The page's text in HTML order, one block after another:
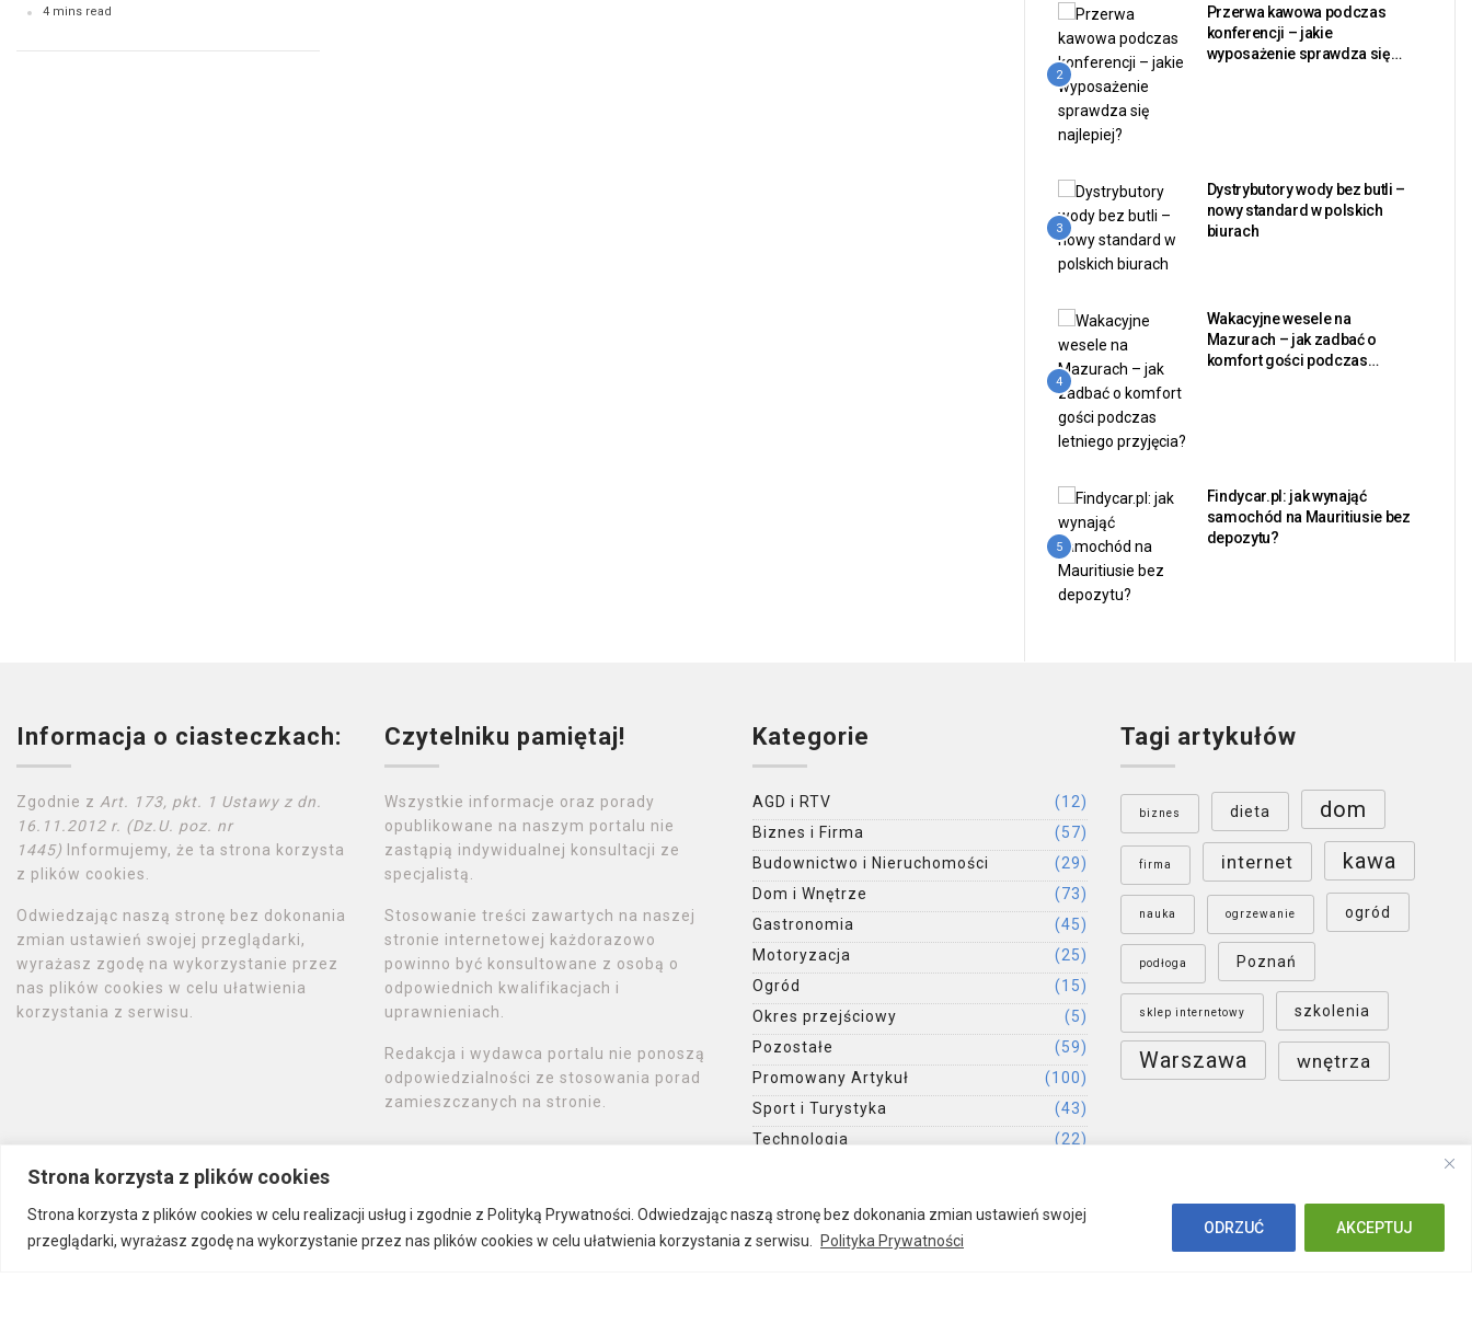
Strona korzysta z plików cookies
Strona korzysta z plików cookies w celu realizacji usług i zgodnie z Polityką Prywatności. Odwiedzając naszą stronę bez dokonania zmian ustawień swojej
przeglądarki, wyrażasz zgodę na wykorzystanie przez nas plików cookies w celu ułatwienia korzystania z serwisu.
Polityka Prywatności
ODRZUĆ AKCEPTUJ
charakter?
4 mins read
2
Przerwa kawowa podczas
konferencji – jakie
wyposażenie sprawdza się
3
Dystrybutory wody bez butli –
nowy standard w polskich
biurach
4
Wakacyjne wesele na
Mazurach – jak zadbać o
komfort gości podczas
5
Findycar.pl: jak wynająć
samochód na Mauritiusie bez
depozytu?
Informacja o ciasteczkach:
Zgodnie z Art. 173, pkt. 1 Ustawy z dn.
16.11.2012 r. (Dz.U. poz. nr
1445) Informujemy, że ta strona korzysta
z plików cookies.
Odwiedzając naszą stronę bez dokonania
zmian ustawień swojej przeglądarki,
wyrażasz zgodę na wykorzystanie przez
nas plików cookies w celu ułatwienia
korzystania z serwisu.
Czytelniku pamiętaj!
Wszystkie informacje oraz porady
opublikowane na naszym portalu nie
zastąpią indywidualnej konsultacji ze
specjalistą.
Stosowanie treści zawartych na naszej
stronie internetowej każdorazowo
powinno być konsultowane z osobą o
odpowiednich kwalifikacjach i
uprawnieniach.
Redakcja i wydawca portalu nie ponoszą
odpowiedzialności ze stosowania porad
zamieszczanych na stronie.
Kategorie
AGD i RTV
(12)
Biznes i Firma
(57)
Budownictwo i Nieruchomości
(29)
Dom i Wnętrze
(73)
Gastronomia
(45)
Motoryzacja
(25)
Ogród
(15)
Okres przejściowy
(5)
Pozostałe
(59)
Promowany Artykuł
(100)
Sport i Turystyka
(43)
Technologia
(22)
Tagi artykułów
biznes dieta dom
firma internet kawa
nauka ogrzewanie ogród
podłoga Poznań
sklep internetowy szkolenia
Warszawa wnętrza